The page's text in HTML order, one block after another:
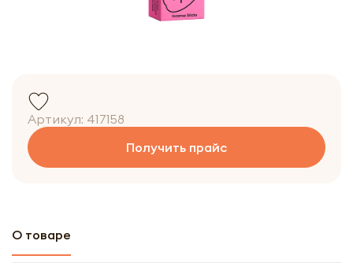
Артикул: 417158
Получить прайс
О товаре